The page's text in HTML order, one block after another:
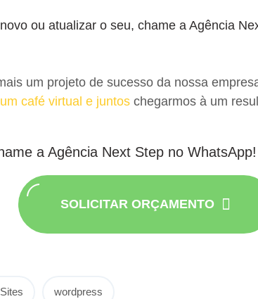
ou atualizar o seu, chame a Agência
um projeto de sucesso da nossa
café virtual e juntos chegarmos à um
a Agência Next Step no WhatsApp!
SOLICITAR ORÇAMENTO
wordpress